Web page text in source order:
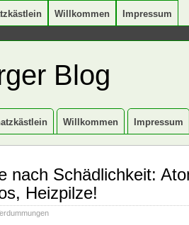
Willkommen Impressum
Blog
Willkommen Impressum
nach Schädlichkeit:
Heizpilze!